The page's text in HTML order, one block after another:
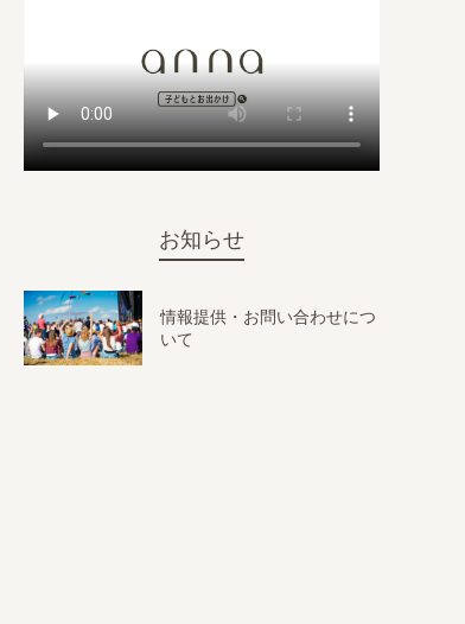
お知らせ
情報提供・お問い合わせにつ
いて